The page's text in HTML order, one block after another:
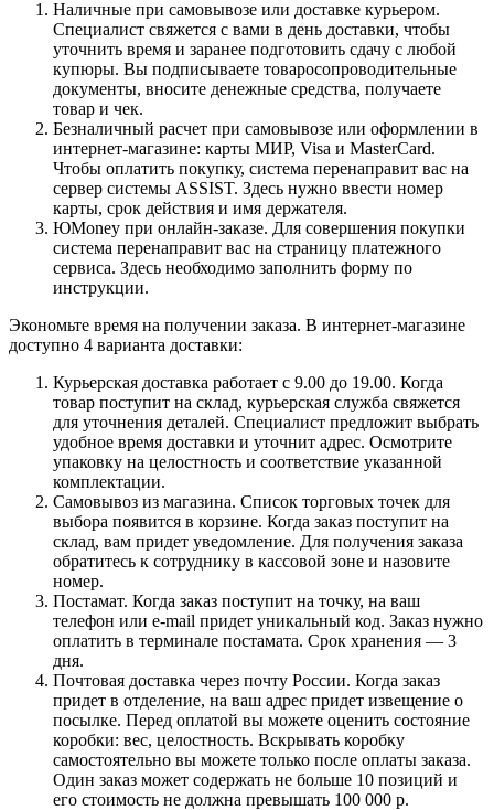
Наличные при самовывозе или доставке курьером.
Специалист свяжется с вами в день доставки, чтобы
уточнить время и заранее подготовить сдачу с любой
купюры. Вы подписываете товаросопроводительные
документы, вносите денежные средства, получаете
товар и чек.
Безналичный расчет при самовывозе или оформлении в
интернет-магазине: карты МИР, Visa и MasterCard.
Чтобы оплатить покупку, система перенаправит вас на
сервер системы ASSIST. Здесь нужно ввести номер
карты, срок действия и имя держателя.
ЮMoney при онлайн-заказе. Для совершения покупки
система перенаправит вас на страницу платежного
сервиса. Здесь необходимо заполнить форму по
инструкции.
Экономьте время на получении заказа. В интернет-магазине
доступно 4 варианта доставки:
Курьерская доставка работает с 9.00 до 19.00. Когда
товар поступит на склад, курьерская служба свяжется
для уточнения деталей. Специалист предложит выбрать
удобное время доставки и уточнит адрес. Осмотрите
упаковку на целостность и соответствие указанной
комплектации.
Самовывоз из магазина. Список торговых точек для
выбора появится в корзине. Когда заказ поступит на
склад, вам придет уведомление. Для получения заказа
обратитесь к сотруднику в кассовой зоне и назовите
номер.
Постамат. Когда заказ поступит на точку, на ваш
телефон или e-mail придет уникальный код. Заказ нужно
оплатить в терминале постамата. Срок хранения — 3
дня.
Почтовая доставка через почту России. Когда заказ
придет в отделение, на ваш адрес придет извещение о
посылке. Перед оплатой вы можете оценить состояние
коробки: вес, целостность. Вскрывать коробку
самостоятельно вы можете только после оплаты заказа.
Один заказ может содержать не больше 10 позиций и
его стоимость не должна превышать 100 000 р.